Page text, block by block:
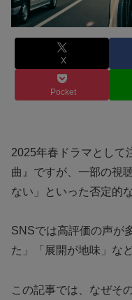
X
Pocket
2025年春ドラマとして
曲』ですが、一部の視
ない」といった否定的
SNSでは高評価の声が
た」「展開が地味」な
この記事では、なぜそ